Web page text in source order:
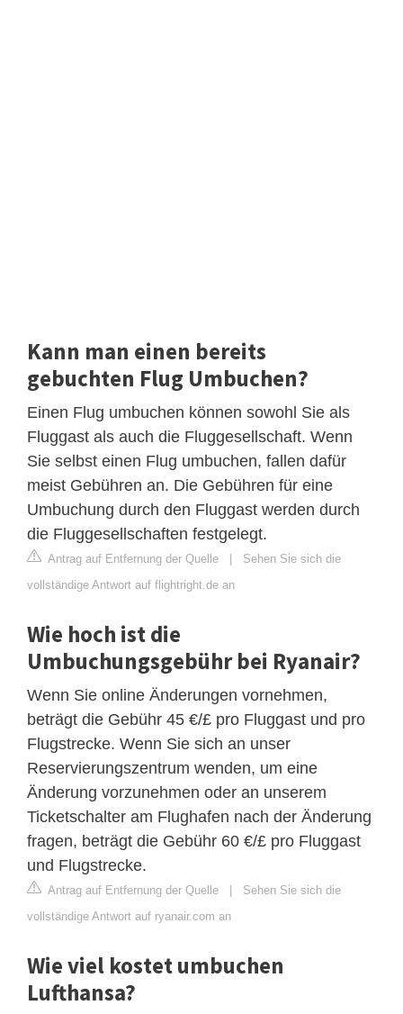
Kann man einen bereits
gebuchten Flug Umbuchen?
Einen Flug umbuchen können sowohl Sie als
Fluggast als auch die Fluggesellschaft. Wenn
Sie selbst einen Flug umbuchen, fallen dafür
meist Gebühren an. Die Gebühren für eine
Umbuchung durch den Fluggast werden durch
die Fluggesellschaften festgelegt.
Antrag auf Entfernung der Quelle | Sehen Sie sich die
vollständige Antwort auf flightright.de an
Wie hoch ist die
Umbuchungsgebühr bei Ryanair?
Wenn Sie online Änderungen vornehmen,
beträgt die Gebühr 45 €/£ pro Fluggast und pro
Flugstrecke. Wenn Sie sich an unser
Reservierungszentrum wenden, um eine
Änderung vorzunehmen oder an unserem
Ticketschalter am Flughafen nach der Änderung
fragen, beträgt die Gebühr 60 €/£ pro Fluggast
und Flugstrecke.
Antrag auf Entfernung der Quelle | Sehen Sie sich die
vollständige Antwort auf ryanair.com an
Wie viel kostet umbuchen
Lufthansa?